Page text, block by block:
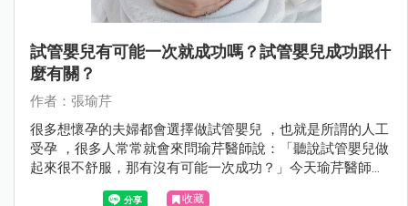
試管嬰兒有可能一次就成功嗎？試管嬰兒成功跟什
麼有關？
作者：張瑜芹
很多想懷孕的夫婦都會選擇做試管嬰兒 ，也就是所謂的人工
受孕 ，很多人常常就會來問瑜芹醫師說：「聽說試管嬰兒做
起來很不舒服，那有沒有可能一次成功？」今天瑜芹醫師就
來談談，試管嬰兒成功率跟什麼有關係？
收藏